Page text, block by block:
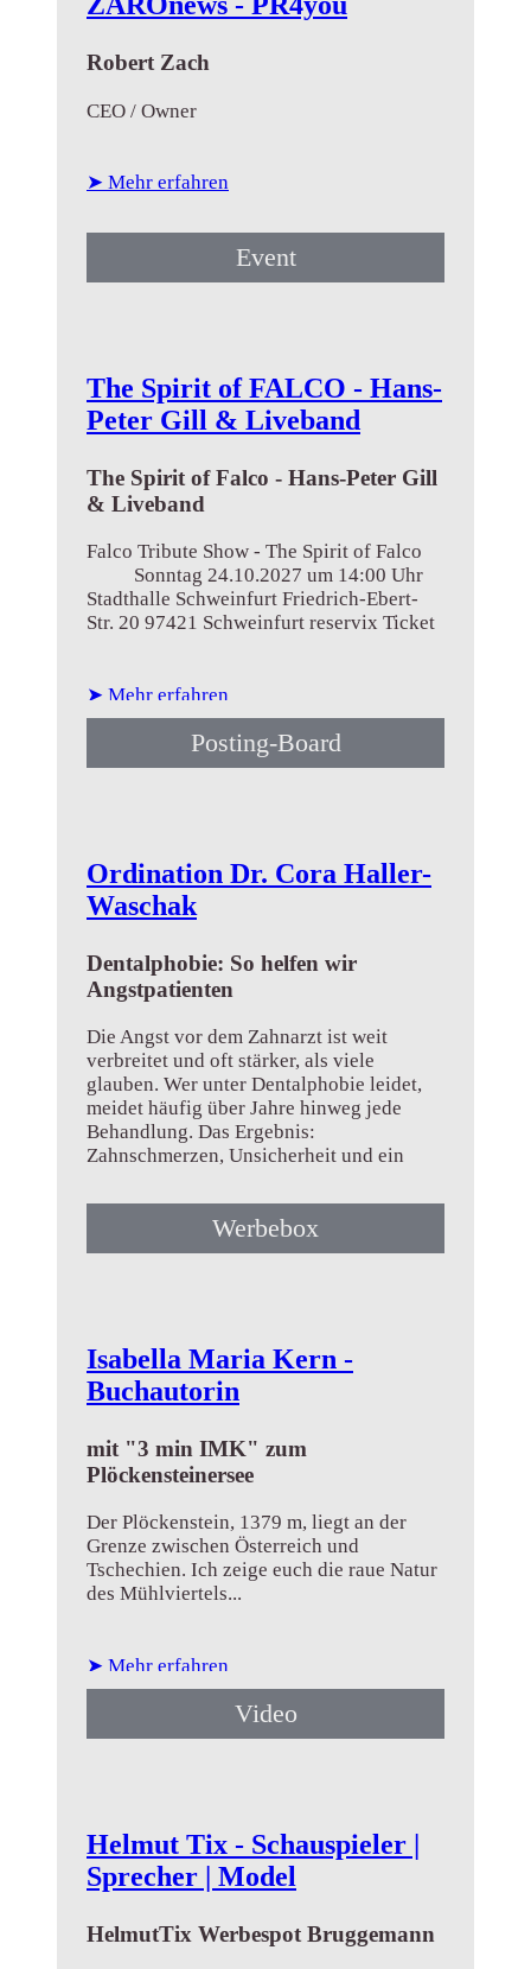
Robert Zach
CEO / Owner
➤ Mehr erfahren
Event
The Spirit of FALCO - Hans-
Peter Gill & Liveband
The Spirit of Falco - Hans-Peter Gill
& Liveband
Falco Tribute Show - The Spirit of Falco
Sonntag 24.10.2027 um 14:00 Uhr
Stadthalle Schweinfurt Friedrich-Ebert-
Str. 20 97421 Schweinfurt reservix Ticket
➤ Mehr erfahren
Posting-Board
Ordination Dr. Cora Haller-
Waschak
Dentalphobie: So helfen wir
Angstpatienten
Die Angst vor dem Zahnarzt ist weit
verbreitet und oft stärker, als viele
glauben. Wer unter Dentalphobie leidet,
meidet häufig über Jahre hinweg jede
Behandlung. Das Ergebnis:
Zahnschmerzen, Unsicherheit und ein
➤ Mehr erfahrenWerbebox
Isabella Maria Kern -
Buchautorin
mit "3 min IMK" zum
Plöckensteinersee
Der Plöckenstein, 1379 m, liegt an der
Grenze zwischen Österreich und
Tschechien. Ich zeige euch die raue Natur
des Mühlviertels...
➤ Mehr erfahren
Video
Helmut Tix - Schauspieler |
Sprecher | Model
HelmutTix Werbespot Bruggemann